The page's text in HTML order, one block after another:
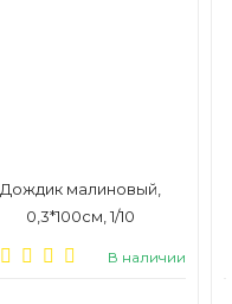
Дождик малиновый,
0,3*100см, 1/10
В наличии